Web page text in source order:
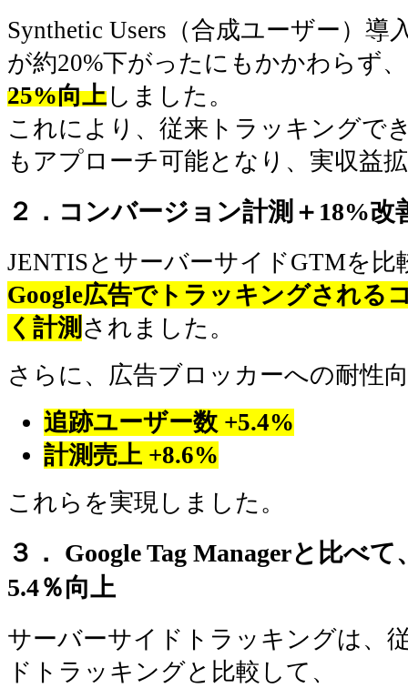
Synthetic Users（合成ユーザー）導
が約20%下がったにもかかわらず
25%向上しました。
これにより、従来トラッキングで
もアプローチ可能となり、実収益
２． コンバージョン計測＋18%改
JENTISとサーバーサイドGTMを
Google広告でトラッキングされる
く計測 されました。
さらに、広告ブロッカーへの耐性
追跡ユーザー数 +5.4%
計測売上 +8.6%
これらを実現しました。
３． Google Tag Managerと比べ
5.4％向上
サーバーサイドトラッキングは、
ドトラッキングと比較して、